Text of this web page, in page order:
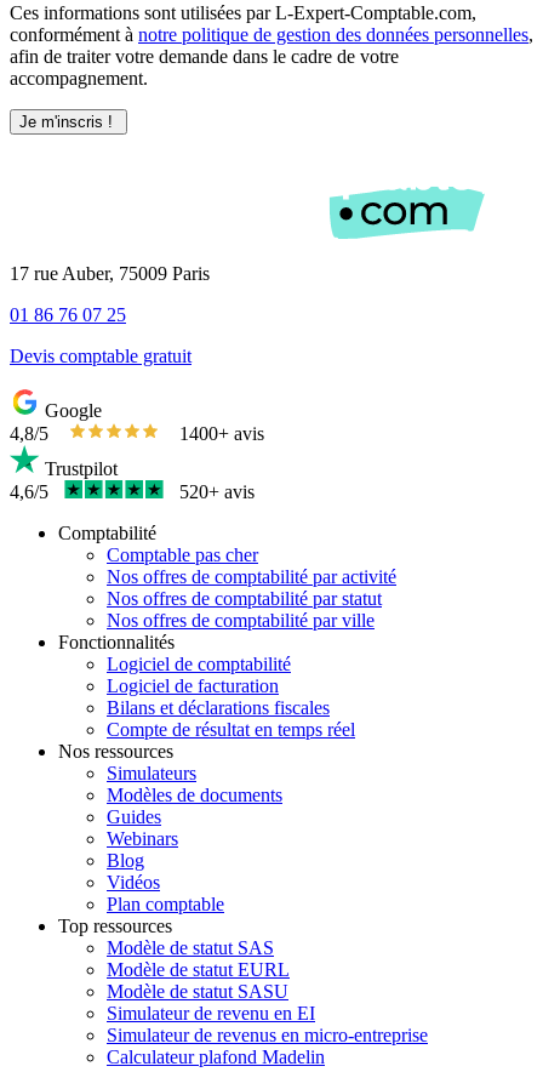
Ces informations sont utilisées par L-Expert-Comptable.com,
conformément à notre politique de gestion des données personnelles,
afin de traiter votre demande dans le cadre de votre
accompagnement.
17 rue Auber, 75009 Paris
01 86 76 07 25
Devis comptable gratuit
Google
4,8/5
1400+ avis
Trustpilot
4,6/5
520+ avis
Comptabilité
Comptable pas cher
Nos offres de comptabilité par activité
Nos offres de comptabilité par statut
Nos offres de comptabilité par ville
Fonctionnalités
Logiciel de comptabilité
Logiciel de facturation
Bilans et déclarations fiscales
Compte de résultat en temps réel
Nos ressources
Simulateurs
Modèles de documents
Guides
Webinars
Blog
Vidéos
Plan comptable
Top ressources
Modèle de statut SAS
Modèle de statut EURL
Modèle de statut SASU
Simulateur de revenu en EI
Simulateur de revenus en micro-entreprise
Calculateur plafond Madelin